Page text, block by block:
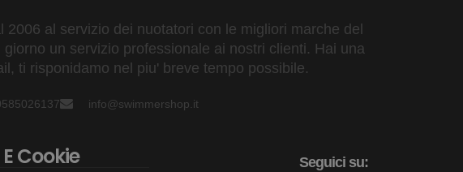
e funzionalità. Scopri la differenza di un prodotto progettato per
al servizio dei nuotatori con le migliori marche del
un servizio professionale ai nostri clienti. Hai una
ti risponidamo nel piu' breve tempo possibile.
info@swimmershop.it
Cookie Seguici su: